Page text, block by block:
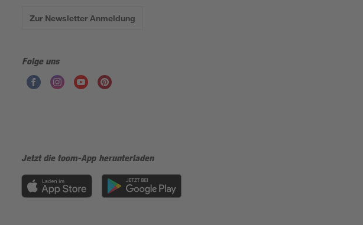
Zur Newsletter Anmeldung
Folge uns
Jetzt die toom-App herunterladen